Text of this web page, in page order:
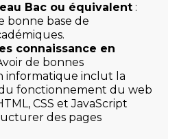
Bac ou équivalent :
bonne base de
connaissance en
de bonnes
informatique inclut la
fonctionnement du web
CSS et JavaScript
des pages